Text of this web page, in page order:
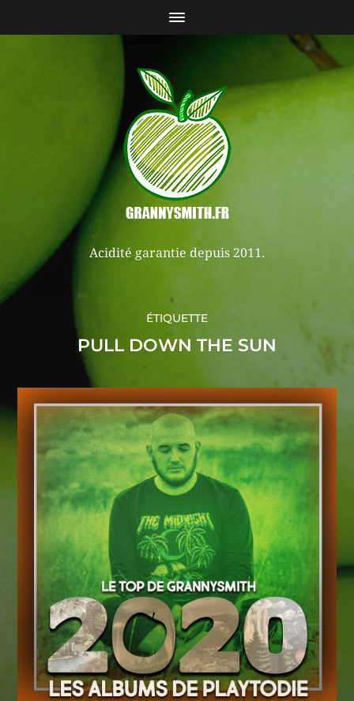
Acidité garantie depuis 2011.
ÉTIQUETTE
PULL DOWN THE SUN